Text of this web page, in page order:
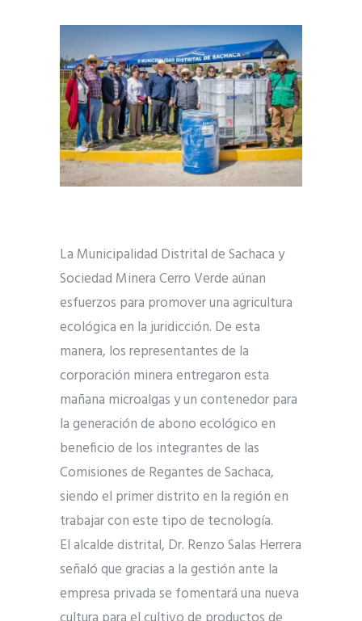
La Municipalidad Distrital de Sachaca y
Sociedad Minera Cerro Verde aúnan
esfuerzos para promover una agricultura
ecológica en la juridicción. De esta
manera, los representantes de la
corporación minera entregaron esta
mañana microalgas y un contenedor para
la generación de abono ecológico en
beneficio de los integrantes de las
Comisiones de Regantes de Sachaca,
siendo el primer distrito en la región en
trabajar con este tipo de tecnología.
El alcalde distrital, Dr. Renzo Salas Herrera
señaló que gracias a la gestión ante la
empresa privada se fomentará una nueva